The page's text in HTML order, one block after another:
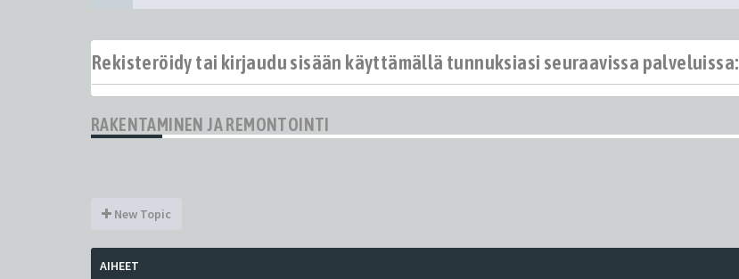
Rekisteröidy tai kirjaudu sisään käyttämällä tunnuksiasi seuraavissa palveluissa:
RAKENTAMINEN JA REMONTOINTI
New Topic
AIHEET